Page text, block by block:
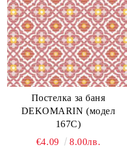
Постелка за баня
DEKOMARIN (модел
167C)
€4.09
8.00лв.